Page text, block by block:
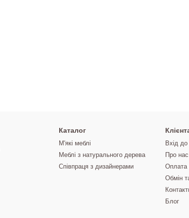
Каталог
М'які меблі
Меблі з натурального дерева
Співпраця з дизайнерами
Вхід до
Про нас
Оплата
Обмін
Блог